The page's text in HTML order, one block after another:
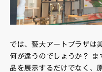
では、藝大アートプラザは
何が違うのでしょうか？
品を展示するだけでなく、